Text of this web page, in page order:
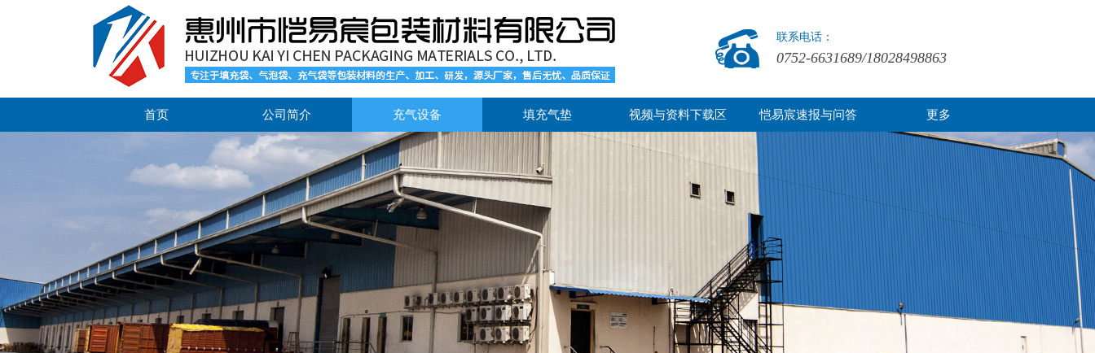
联系电话：
0752-6631689/18028498863
首页 公司简介 充气设备 填充气垫 视频与资料下载区 恺易宸速报与问答 更多